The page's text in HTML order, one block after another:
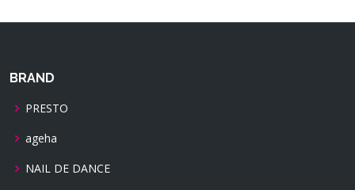
BRAND
PRESTO
ageha
NAIL DE DANCE